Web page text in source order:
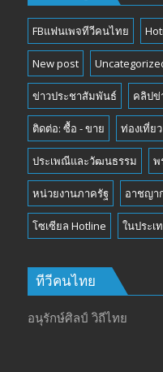
FBแฟนเพจทีวีคนไทย
New post
ข่าวประชาสัมพันธ์ คลิปข่
ติดต่อ: ซื้อ - ขาย ท่องเที่ยว
ประเพณีและวัฒนธรรม พ
หน่วยงานภาครัฐ อาชญา
โซเซียล Hotline ในประเ
ทีวีคนไทย
อนุรักษ์ศิลป์ วิถีไทย